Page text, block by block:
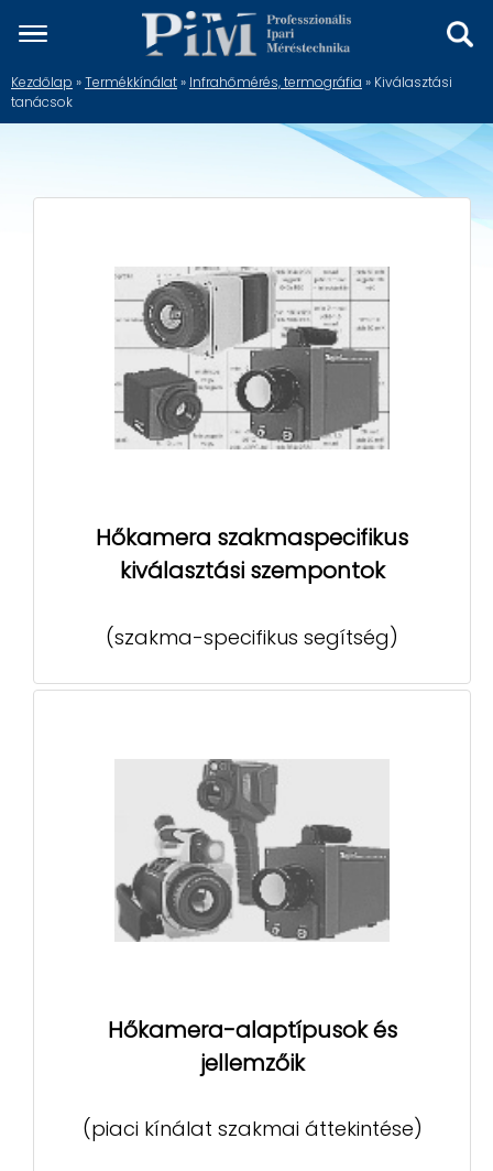
Kezdőlap »Termékkínálat» Infrahőmérés, termográfia » Kiválasztási
tanácsok
Hőkamera szakmaspecifikus
kiválasztási szempontok
(szakma-specifikus segítség)
Hőkamera-alaptípusok és
jellemzőik
(piaci kínálat szakmai áttekintése)